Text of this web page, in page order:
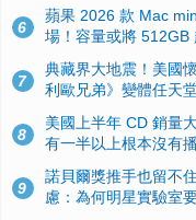
6
蘋果 2026 款 Mac
場！容量或將 512GB
7
典藏界大地震！美國
利歐兄弟》變體任天
8
美國上半年 CD 銷量
有一半以上根本沒有
9
諾貝爾獎推手也留不
慮：為何明星實驗室